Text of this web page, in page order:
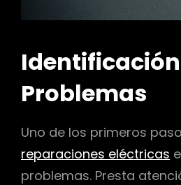
Problemas
Uno de los primeros
reparaciones eléctricas
problemas. Presta